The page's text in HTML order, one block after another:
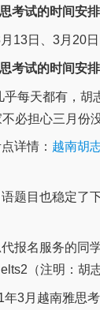
考试的时间安
13日、3月20
考试的时间安
每天都有，胡
必担心三月份
详情： 越南胡
题目也稳定了
报名服务的同
（注明：胡
年3月越南雅思